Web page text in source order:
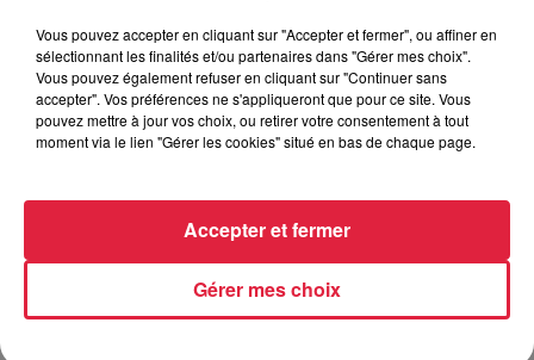
Dans la même série
Thierry du Domaine Wunsch et
Sandra et Estelle présentent les
soirées coquines de l'Empreinte...
Vous pouvez accepter en cliquant sur "Accepter et fermer", ou affiner en
sélectionnant les finalités et/ou partenaires dans "Gérer mes choix".
Vous pouvez également refuser en cliquant sur "Continuer sans
accepter". Vos préférences ne s'appliqueront que pour ce site. Vous
pouvez mettre à jour vos choix, ou retirer votre consentement à tout
moment via le lien "Gérer les cookies" situé en bas de chaque page.
Gérer mes choix
Accepter et fermer